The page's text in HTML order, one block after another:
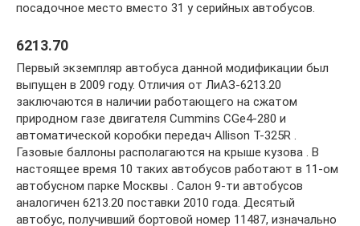
посадочное место вместо 31 у серийных автобусов.
6213.70
Первый экземпляр автобуса данной модификации был
выпущен в 2009 году. Отличия от ЛиАЗ-6213.20
заключаются в наличии работающего на сжатом
природном газе двигателя Cummins CGe4-280 и
автоматической коробки передач Allison T-325R .
Газовые баллоны располагаются на крыше кузова . В
настоящее время 10 таких автобусов работают в 11-ом
автобусном парке Москвы . Салон 9-ти автобусов
аналогичен 6213.20 поставки 2010 года. Десятый
автобус, получивший бортовой номер 11487, изначально